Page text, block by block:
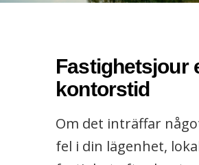
Fastighetsjour
kontorstid
Om det inträffar
fel i din lägenhet,